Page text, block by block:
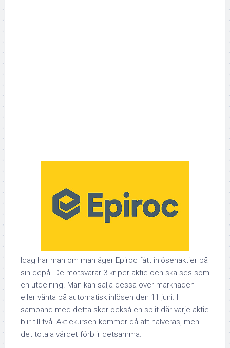
Idag har man om man äger Epiroc fått inlösenaktier på
sin depå. De motsvarar 3 kr per aktie och ska ses som
en utdelning. Man kan sälja dessa över marknaden
eller vänta på automatisk inlösen den 11 juni. I
samband med detta sker också en split där varje aktie
blir till två. Aktiekursen kommer då att halveras, men
det totala värdet förblir detsamma.